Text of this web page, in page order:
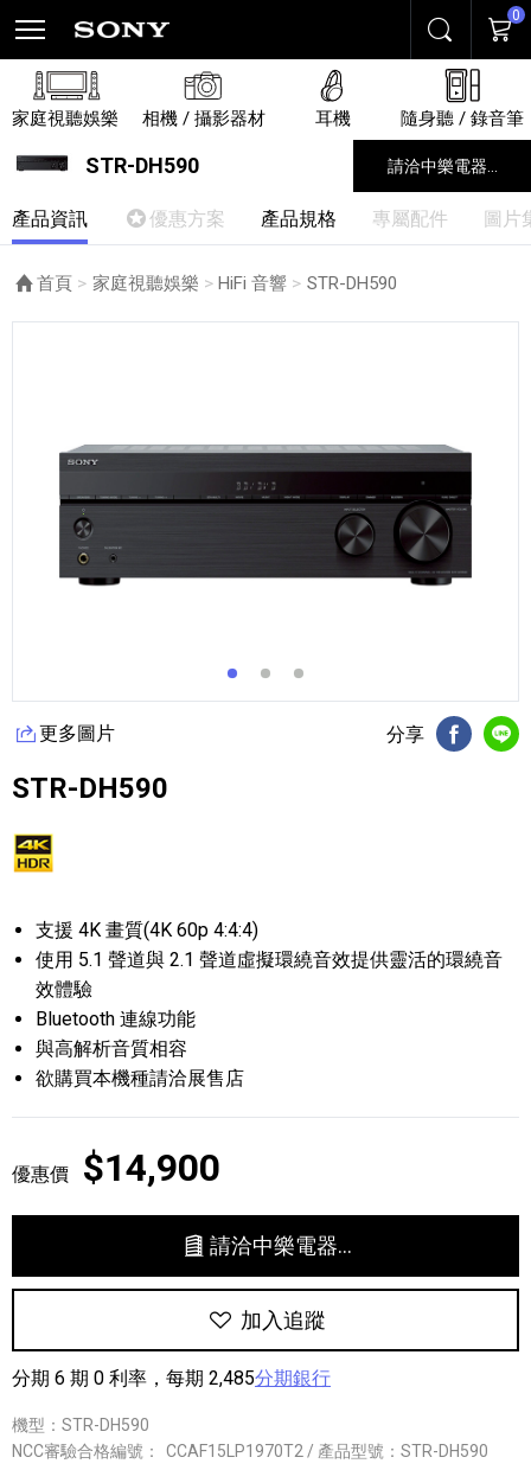
搜尋 購物
0
家庭視聽娛樂 相機 / 攝影器材 耳機 隨身聽 / 錄音筆
STR-DH590 請洽中樂電器...
產品資訊 優惠方案 產品規格 專屬配件 圖片
首頁 家庭視聽娛樂 HiFi 音響 目前頁面：
STR-DH590
更多圖片 分享
FB分享
STR-DH590
支援 4K 畫質(4K 60p 4:4:4)
使用 5.1 聲道與 2.1 聲道虛擬環繞音效提供靈活的環繞音
效體驗
Bluetooth 連線功能
與高解析音質相容
欲購買本機種請洽展售店
優惠價 $14,900
請洽中樂電器...
加入追蹤
分期 6 期 0 利率，每期 2,485分期銀行
機型：STR-DH590
NCC審驗合格編號：
CCAF15LP1970T2 / 產品型號：STR-DH590